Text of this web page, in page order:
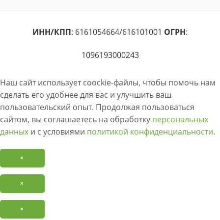
ИНН/КПП: 6161054664/616101001 ОГРН:
1096193000243
Наш сайт использует coockie-файлы, чтобы помочь нам
сделать его удобнее для вас и улучшить ваш
пользовательский опыт. Продолжая пользоваться
сайтом, вы соглашаетесь на обработку персональных
данных и с условиями политикой конфиденциальности.
×
×
×